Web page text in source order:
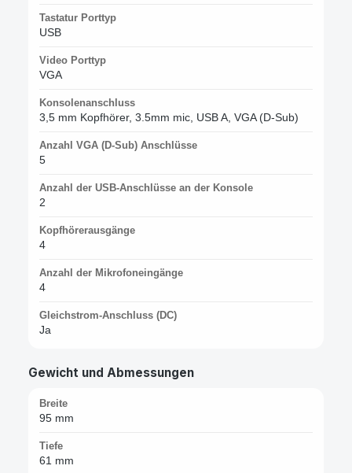
Tastatur Porttyp
USB
Video Porttyp
VGA
Konsolenanschluss
3,5 mm Kopfhörer, 3.5mm mic, USB A, VGA (D-Sub)
Anzahl VGA (D-Sub) Anschlüsse
5
Anzahl der USB-Anschlüsse an der Konsole
2
Kopfhörerausgänge
4
Anzahl der Mikrofoneingänge
4
Gleichstrom-Anschluss (DC)
Ja
Gewicht und Abmessungen
Breite
95 mm
Tiefe
61 mm